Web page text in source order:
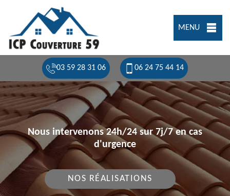
MENU
03 59 28 31 06 06 24 75 44 14
Nous intervenons 24h/24 sur 7j/7 en cas
d'urgence
NOS RÉALISATIONS